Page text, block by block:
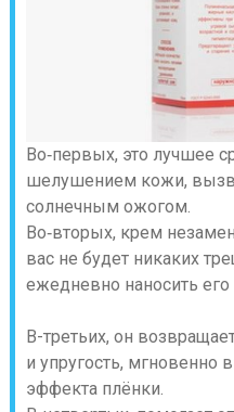
Во‑первых, это лучшее
шелушением кожи,
солнечным ожогом.
Во‑вторых, крем
вас не будет никаких
ежедневно наносить его
В-третьих, он
и упругость, мгновенно
эффекта плёнки.